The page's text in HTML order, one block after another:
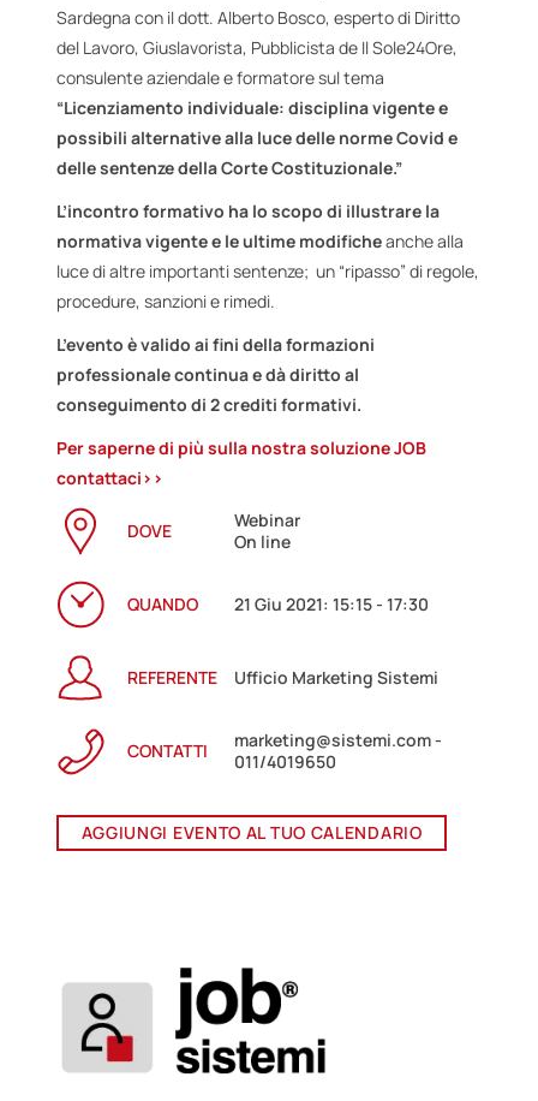
Sardegna con il dott. Alberto Bosco, esperto di Diritto
del Lavoro, Giuslavorista, Pubblicista de Il Sole24Ore,
consulente aziendale e formatore sul tema
“Licenziamento individuale: disciplina vigente e
possibili alternative alla luce delle norme Covid e
delle sentenze della Corte Costituzionale.”
L’incontro formativo ha lo scopo di illustrare la
normativa vigente e le ultime modificheanche alla
luce di altre importanti sentenze; un “ripasso” di regole,
procedure, sanzioni e rimedi.
L’evento è valido ai fini della formazioni
professionale continua e dà diritto al
conseguimento di 2 crediti formativi.
Per saperne di più sulla nostra soluzione JOB
contattaci>>
DOVE
Webinar
On line
QUANDO 21 Giu 2021: 15:15 - 17:30
REFERENTE Ufficio Marketing Sistemi
CONTATTI
marketing@sistemi.com -
011/4019650
AGGIUNGI EVENTO AL TUO CALENDARIO